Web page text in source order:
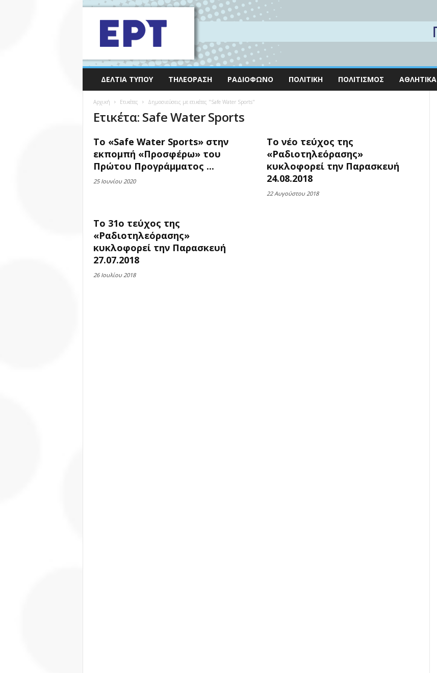
ΔΕΛΤΊΑ ΤΎΠΟΥ ΤΗΛΕΌΡΑΣΗ ΡΑΔΙΌΦΩΝΟ ΠΟΛΙΤΙΚΉ ΠΟΛΙΤΙΣΜΌΣ ΑΘΛΗΤΙΚΆ
Αρχική Ετικέτες Δημοσιεύσεις με ετικέτες "Safe Water Sports"
Ετικέτα: Safe Water Sports
Το «Safe Water Sports» στην
εκπομπή «Προσφέρω» του
Πρώτου Προγράμματος ...
25 Ιουνίου 2020
To νέο τεύχος της
«Ραδιοτηλεόρασης»
κυκλοφορεί την Παρασκευή
24.08.2018
22 Αυγούστου 2018
To 31ο τεύχος της
«Ραδιοτηλεόρασης»
κυκλοφορεί την Παρασκευή
27.07.2018
26 Ιουλίου 2018